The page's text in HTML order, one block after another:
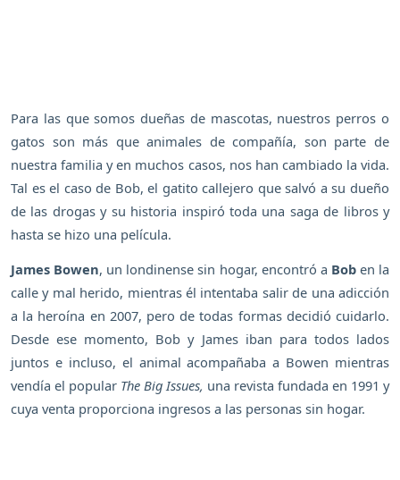
Para las que somos dueñas de mascotas, nuestros perros o
gatos son más que animales de compañía, son parte de
nuestra familia y en muchos casos, nos han cambiado la vida.
Tal es el caso de Bob, el gatito callejero que salvó a su dueño
de las drogas y su historia inspiró toda una saga de libros y
hasta se hizo una película.
James Bowen, un londinense sin hogar, encontró a Boben la
calle y mal herido, mientras él intentaba salir de una adicción
a la heroína en 2007, pero de todas formas decidió cuidarlo.
Desde ese momento, Bob y James iban para todos lados
juntos e incluso, el animal acompañaba a Bowen mientras
vendía el popular The Big Issues, una revista fundada en 1991 y
cuya venta proporciona ingresos a las personas sin hogar.